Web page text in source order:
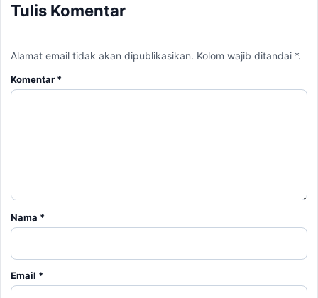
Tulis Komentar
Alamat email tidak akan dipublikasikan. Kolom wajib ditandai *.
Komentar *
Nama *
Email *